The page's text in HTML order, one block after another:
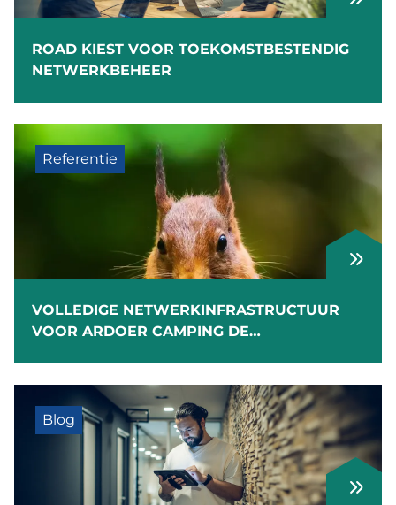
ROAD KIEST VOOR TOEKOMSTBESTENDIG
NETWERKBEHEER
Referentie
VOLLEDIGE NETWERKINFRASTRUCTUUR
VOOR ARDOER CAMPING DE
Blog